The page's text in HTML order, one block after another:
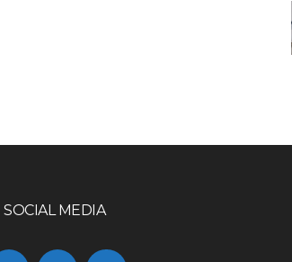
SOCIAL MEDIA